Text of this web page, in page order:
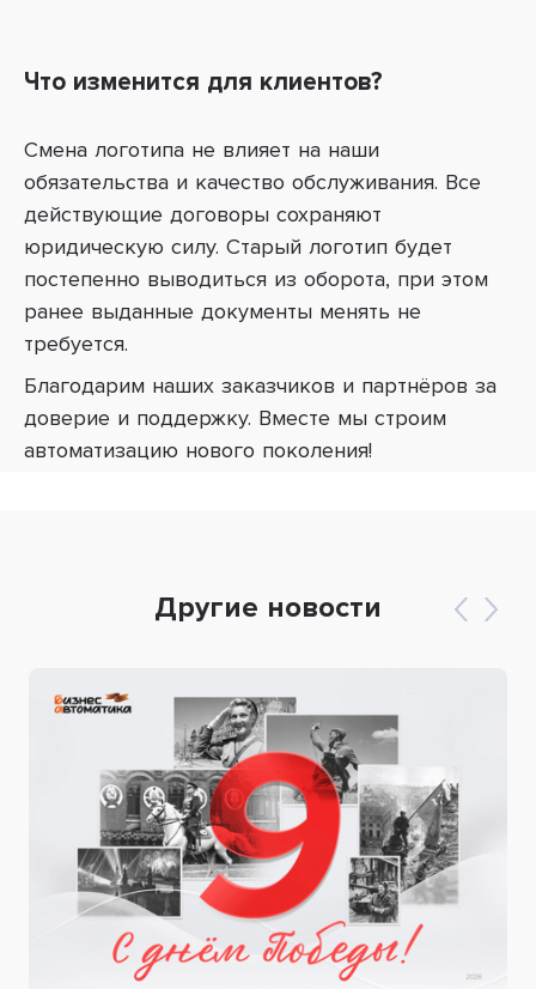
Что изменится для клиентов?
Смена логотипа не влияет на наши
обязательства и качество обслуживания. Все
действующие договоры сохраняют
юридическую силу. Старый логотип будет
постепенно выводиться из оборота, при этом
ранее выданные документы менять не
требуется.
Благодарим наших заказчиков и партнёров за
доверие и поддержку. Вместе мы строим
автоматизацию нового поколения!
Другие новости